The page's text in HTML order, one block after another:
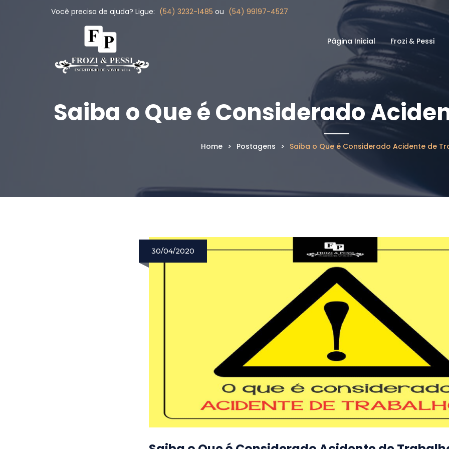
Você precisa de ajuda? Ligue: (54) 3232-1485 ou (54) 99197-4527
Página Inicial Frozi & Pessi
Saiba o Que é Considerado
Home > Postagens > Saiba o Que é Considerado Acidente de
30/04/2020